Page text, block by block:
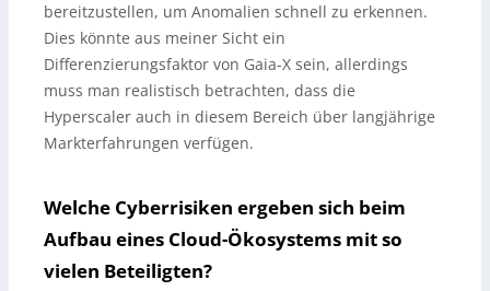
bereitzustellen, um Anomalien schnell zu erkennen.
Dies könnte aus meiner Sicht ein
Differenzierungsfaktor von Gaia-X sein, allerdings
muss man realistisch betrachten, dass die
Hyperscaler auch in diesem Bereich über langjährige
Markterfahrungen verfügen.
Welche Cyberrisiken ergeben sich beim
Aufbau eines Cloud-Ökosystems mit so
vielen Beteiligten?